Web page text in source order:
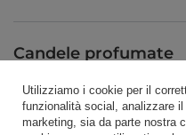
Candele profumate
Scorciatoia
Utilizziamo i cookie per il
funzionalità social, analizzare
marketing, sia da parte nostra